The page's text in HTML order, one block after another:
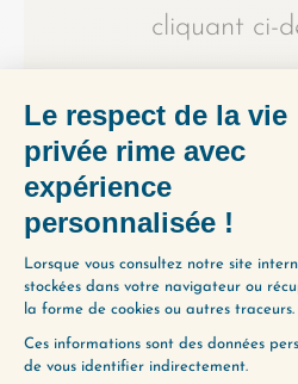
cliquant ci-
JE LE
LAISSER UN
Votre adresse e-mail
publiée. Les champs